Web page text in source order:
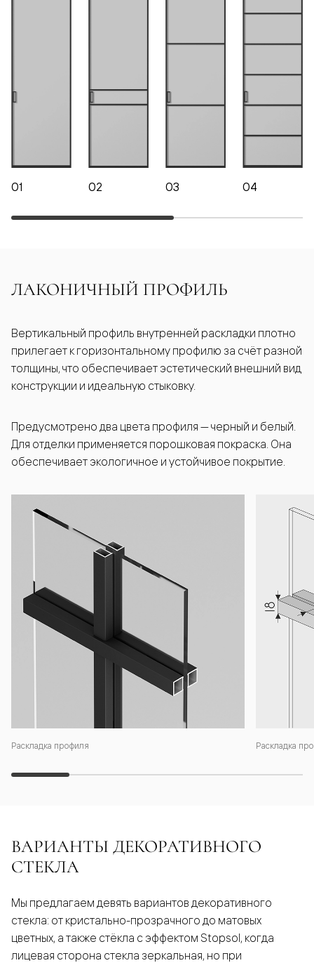
01 02 03 04
ЛАКОНИЧНЫЙ ПРОФИЛЬ
Раскладка профиля Раскладка
Вертикальный профиль внутренней раскладки плотно
прилегает к горизонтальному профилю за счёт разной
толщины, что обеспечивает эстетический внешний вид
конструкции и идеальную стыковку.
Предусмотрено два цвета профиля — черный и белый.
Для отделки применяется порошковая покраска. Она
обеспечивает экологичное и устойчивое покрытие.
ВАРИАНТЫ ДЕКОРАТИВНОГО
СТЕКЛА
Мы предлагаем девять вариантов декоративного
стекла: от кристально-прозрачного до матовых
цветных, а также стёкла с эффектом Stopsol, когда
лицевая сторона стекла зеркальная, но при